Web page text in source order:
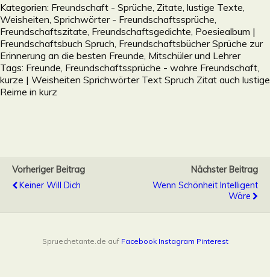
Kategorien: Freundschaft - Sprüche, Zitate, lustige Texte,
Weisheiten, Sprichwörter - Freundschaftssprüche,
Freundschaftszitate, Freundschaftsgedichte Poesiealbum |
Freundschaftsbuch Spruch, Freundschaftsbücher Sprüche zur
Erinnerung an die besten Freunde, Mitschüler und Lehrer
Tags: Freunde Freundschaftssprüche - wahre Freundschaft
kurze | Weisheiten Sprichwörter Text Spruch Zitat auch lustige
Reime in kurz
Vorheriger Beitrag
Keiner Will Dich
Nächster Beitrag
Wenn Schönheit Intelligent
Wäre
Spruechetante.de auf Facebook Instagram Pinterest